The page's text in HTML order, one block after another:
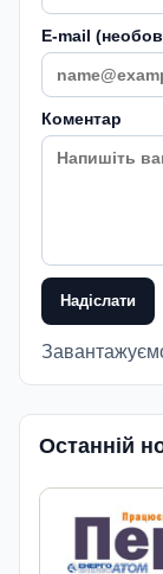
E-mail
Коментар
Надіслати
Останній